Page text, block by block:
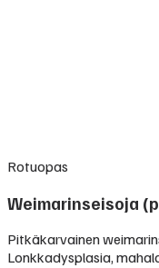
Rotuopas
Weimarinseisoja
Pitkäkarvainen
Lonkkadysplasia,